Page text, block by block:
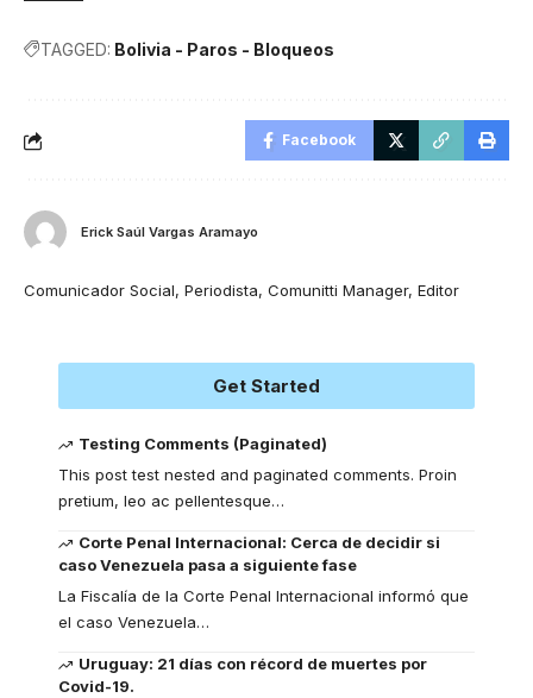
TAGGED: Bolivia - Paros - Bloqueos
Facebook
Erick Saúl Vargas Aramayo
Comunicador Social, Periodista, Comunitti Manager, Editor
Get Started
Testing Comments (Paginated)
This post test nested and paginated comments. Proin
pretium, leo ac pellentesque…
Corte Penal Internacional: Cerca de decidir si
caso Venezuela pasa a siguiente fase
La Fiscalía de la Corte Penal Internacional informó que
el caso Venezuela…
Uruguay: 21 días con récord de muertes por
Covid-19.